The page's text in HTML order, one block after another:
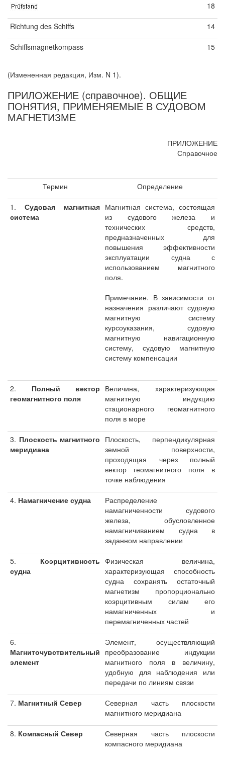
18
Richtung des Schiffs 14
Schiffsmagnetkompass 15
(Измененная редакция, Изм. N 1).
ПРИЛОЖЕНИЕ (cправочное). ОБЩИЕ
ПОНЯТИЯ, ПРИМЕНЯЕМЫЕ В СУДОВОМ
МАГНЕТИЗМЕ
ПРИЛОЖЕНИЕ
Справочное
Термин Определение
1. Судовая магнитная
система
Магнитная система, состоящая
из судового железа и
технических средств,
предназначенных для
повышения эффективности
эксплуатации судна с
использованием магнитного
поля.
Примечание. В зависимости от
назначения различают судовую
магнитную систему
курсоуказания, судовую
магнитную навигационную
систему, судовую магнитную
систему компенсации
2. Полный вектор
геомагнитного поля
Величина, характеризующая
магнитную индукцию
стационарного геомагнитного
поля в море
3. Плоскость магнитного
меридиана
Плоскость, перпендикулярная
земной поверхности,
проходящая через полный
вектор геомагнитного поля в
точке наблюдения
4. Намагничение судна
Распределение
намагниченности судового
железа, обусловленное
намагничиванием судна в
заданном направлении
5. Коэрцитивность
судна
Физическая величина,
характеризующая способность
судна сохранять остаточный
магнетизм пропорционально
коэрцитивным силам его
намагниченных и
перемагниченных частей
6.
Магниточувствительный
элемент
Элемент, осуществляющий
преобразование индукции
магнитного поля в величину,
удобную для наблюдения или
передачи по линиям связи
7. Магнитный Север
Северная часть плоскости
магнитного меридиана
8. Компасный Север
Северная часть плоскости
компасного меридиана